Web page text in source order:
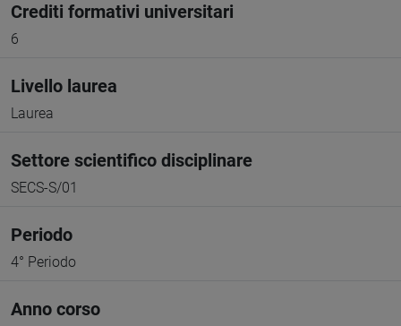
Crediti formativi universitari
6
Livello laurea
Laurea
Settore scientifico disciplinare
SECS-S/01
Periodo
4° Periodo
Anno corso